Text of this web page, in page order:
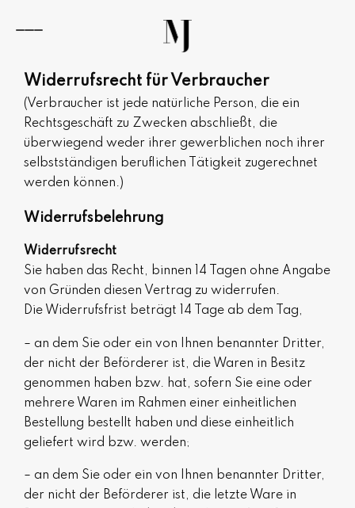
springen
umschalten
Widerrufsrecht für Verbraucher
(Verbraucher ist jede natürliche Person, die ein
Rechtsgeschäft zu Zwecken abschließt, die
überwiegend weder ihrer gewerblichen noch ihrer
selbstständigen beruflichen Tätigkeit zugerechnet
werden können.)
Widerrufsbelehrung
Widerrufsrecht
Sie haben das Recht, binnen 14 Tagen ohne Angabe
von Gründen diesen Vertrag zu widerrufen.
Die Widerrufsfrist beträgt 14 Tage ab dem Tag,
– an dem Sie oder ein von Ihnen benannter Dritter,
der nicht der Beförderer ist, die Waren in Besitz
genommen haben bzw. hat, sofern Sie eine oder
mehrere Waren im Rahmen einer einheitlichen
Bestellung bestellt haben und diese einheitlich
geliefert wird bzw. werden;
– an dem Sie oder ein von Ihnen benannter Dritter,
der nicht der Beförderer ist, die letzte Ware in